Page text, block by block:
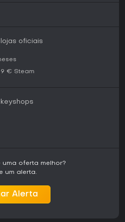
oficiais
€ Steam
uma oferta melhor?
um alerta.
Alerta